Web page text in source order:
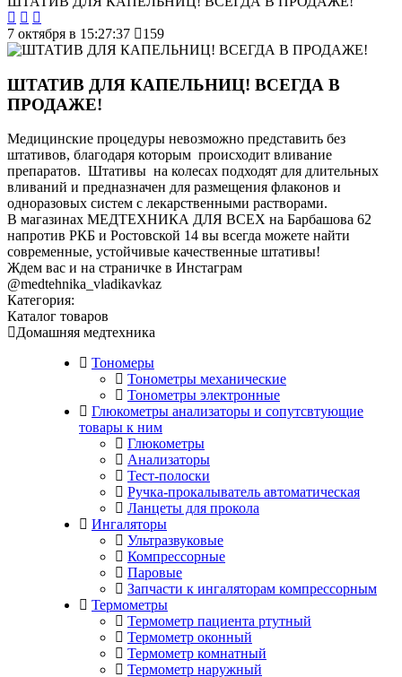
7 октября в 15:27:37 159
ШТАТИВ ДЛЯ КАПЕЛЬНИЦ! ВСЕГДА В
ПРОДАЖЕ!
Медицинские процедуры невозможно представить без
штативов, благодаря которым происходит вливание
препаратов. Штативы на колесах подходят для длительных
вливаний и предназначен для размещения флаконов и
одноразовых систем с лекарственными растворами.
В магазинах МЕДТЕХНИКА ДЛЯ ВСЕХ на Барбашова 62
напротив РКБ и Ростовской 14 вы всегда можете найти
современные, устойчивые качественные штативы!
Ждем вас и на страничке в Инстаграм
@medtehnika_vladikavkaz
Категория:
Каталог товаров
Домашняя медтехника
Тономеры
Тонометры механические
Тонометры электронные
Глюкометры анализаторы и сопутсвтующие
товары к ним
Глюкометры
Анализаторы
Тест-полоски
Ручка-прокалыватель автоматическая
Ланцеты для прокола
Ингаляторы
Ультразвуковые
Компрессорные
Паровые
Запчасти к ингаляторам компрессорным
Термометры
Термометр пациента ртутный
Термометр оконный
Термометр комнатный
Термометр наружный